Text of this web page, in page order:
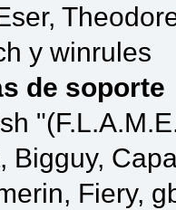
y winrules
de soporte
Bigguy,
Fiery,